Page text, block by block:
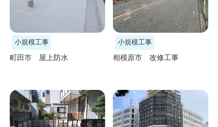
小規模工事
町田市 屋上防水
小規模工事
相模原市 改修工事